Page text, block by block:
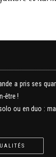
a pris ses
être !
ou en duo :